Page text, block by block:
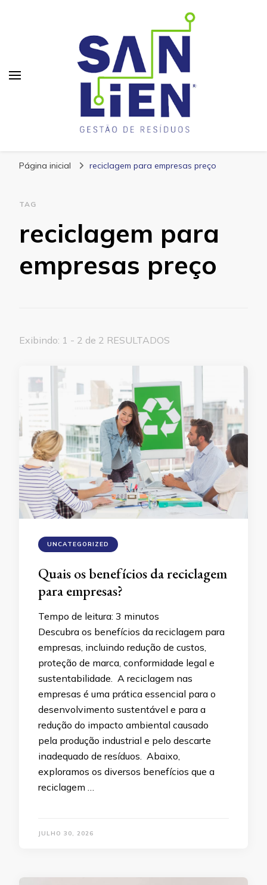
Página inicial reciclagem para empresas preço
TAG
reciclagem para
empresas preço
Exibindo: 1 - 2 de 2 RESULTADOS
UNCATEGORIZED
Quais os benefícios da reciclagem
para empresas?
Tempo de leitura: 3 minutos
Descubra os benefícios da reciclagem para
empresas, incluindo redução de custos,
proteção de marca, conformidade legal e
sustentabilidade. A reciclagem nas
empresas é uma prática essencial para o
desenvolvimento sustentável e para a
redução do impacto ambiental causado
pela produção industrial e pelo descarte
inadequado de resíduos. Abaixo,
exploramos os diversos benefícios que a
reciclagem …
JULHO 30, 2026